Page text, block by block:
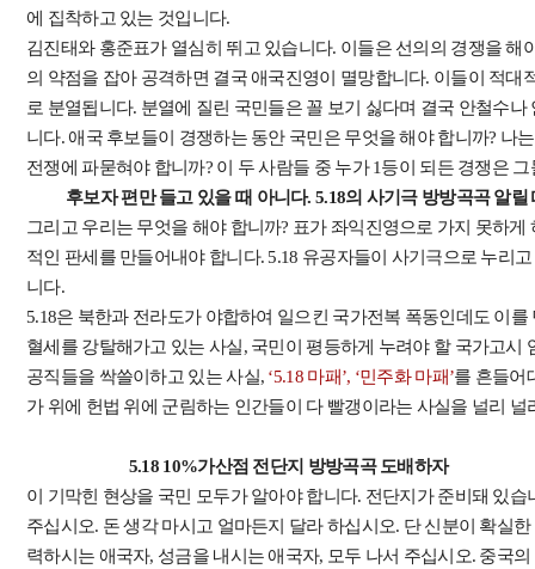
에 집착하고 있는 것입니다.
김진태와 홍준표가 열심히 뛰고 있습니다. 이들은 선의의 경쟁을 해
의 약점을 잡아 공격하면 결국 애국진영이 멸망합니다. 이들이 적대
로 분열됩니다. 분열에 질린 국민들은 꼴 보기 싫다며 결국 안철수
니다. 애국 후보들이 경쟁하는 동안 국민은 무엇을 해야 합니까? 나
전쟁에 파묻혀야 합니까? 이 두 사람들 중 누가 1등이 되든 경쟁은
후보자 편만 들고 있을 때 아니다. 5.18의 사기극 방방곡곡 알릴
그리고 우리는 무엇을 해야 합니까? 표가 좌익진영으로 가지 못하
적인 판세를 만들어내야 합니다. 5.18 유공자들이 사기극으로 누리
니다.
5.18은 북한과 전라도가 야합하여 일으킨 국가전복 폭동인데도 이
혈세를 강탈해가고 있는 사실, 국민이 평등하게 누려야 할 국가고시
공직들을 싹쓸이하고 있는 사실, ‘5.18 마패’, ‘민주화 마패’를 흔들어
가 위에 헌법 위에 군림하는 인간들이 다 빨갱이라는 사실을 널리 널
5.18 10%가산점 전단지 방방곡곡 도배하자
이 기막힌 현상을 국민 모두가 알아야 합니다. 전단지가 준비돼 있
주십시오. 돈 생각 마시고 얼마든지 달라 하십시오. 단 신분이 확실
력하시는 애국자, 성금을 내시는 애국자, 모두 나서 주십시오. 중국